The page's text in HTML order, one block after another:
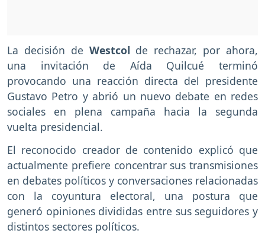
La decisión de Westcol de rechazar, por ahora,
una invitación de Aída Quilcué terminó
provocando una reacción directa del presidente
Gustavo Petro y abrió un nuevo debate en redes
sociales en plena campaña hacia la segunda
vuelta presidencial.
El reconocido creador de contenido explicó que
actualmente prefiere concentrar sus transmisiones
en debates políticos y conversaciones relacionadas
con la coyuntura electoral, una postura que
generó opiniones divididas entre sus seguidores y
distintos sectores políticos.